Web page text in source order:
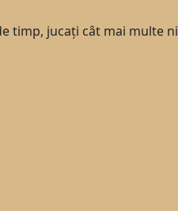
timp, jucați cât mai multe